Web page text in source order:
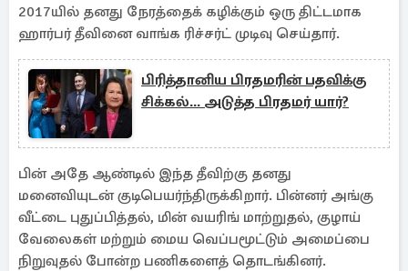
2017யில் தனது நேரத்தைக் கழிக்கும் ஒரு திட்டமாக
ஹார்பர் தீவினை வாங்க ரிச்சர்ட் முடிவு செய்தார்.
பிரித்தானிய பிரதமரின் பதவிக்கு
சிக்கல்... அடுத்த பிரதமர் யார்?
பின் அதே ஆண்டில் இந்த தீவிற்கு தனது
மனைவியுடன் குடிபெயர்ந்திருக்கிறார். பின்னர் அங்கு
வீட்டை புதுப்பித்தல், மின் வயரிங் மாற்றுதல், குழாய்
வேலைகள் மற்றும் மைய வெப்பமூட்டும் அமைப்பை
நிறுவுதல் போன்ற பணிகளைத் தொடங்கினர்.